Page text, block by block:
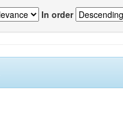
In order